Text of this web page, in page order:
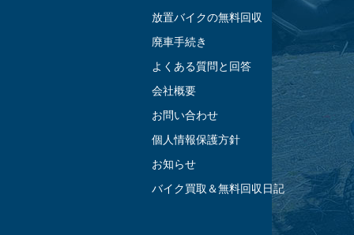
放置バイクの無料回収
廃車手続き
よくある質問と回答
会社概要
お問い合わせ
個人情報保護方針
お知らせ
バイク買取＆無料回収日記